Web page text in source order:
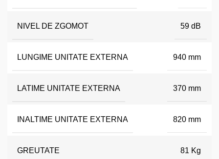
NIVEL DE ZGOMOT 59 dB
LUNGIME UNITATE EXTERNA 940 mm
LATIME UNITATE EXTERNA 370 mm
INALTIME UNITATE EXTERNA 820 mm
GREUTATE 81 Kg